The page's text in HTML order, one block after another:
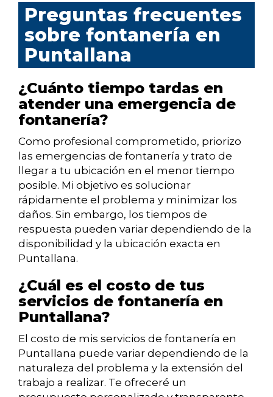
Preguntas frecuentes
sobre fontanería en
Puntallana
¿Cuánto tiempo tardas en
atender una emergencia de
fontanería?
Como profesional comprometido, priorizo
las emergencias de fontanería y trato de
llegar a tu ubicación en el menor tiempo
posible. Mi objetivo es solucionar
rápidamente el problema y minimizar los
daños. Sin embargo, los tiempos de
respuesta pueden variar dependiendo de la
disponibilidad y la ubicación exacta en
Puntallana.
¿Cuál es el costo de tus
servicios de fontanería en
Puntallana?
El costo de mis servicios de fontanería en
Puntallana puede variar dependiendo de la
naturaleza del problema y la extensión del
trabajo a realizar. Te ofreceré un